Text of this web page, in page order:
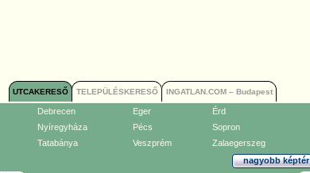
UTCAKERESŐ TELEPÜLÉSKERESŐ INGATLAN.COM – Budapest
Debrecen Eger Érd
Nyíregyháza Pécs Sopron
Tatabánya Veszprém Zalaegerszeg
nagyobb képtér